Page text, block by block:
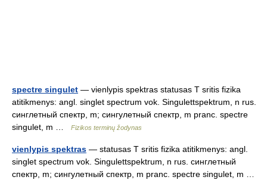
spectre singulet — vienlypis spektras statusas T sritis fizika
atitikmenys: angl. singlet spectrum vok. Singulettspektrum, n rus.
синглетный спектр, m; сингулетный спектр, m pranc. spectre
singulet, m …
Fizikos terminų žodynas
vienlypis spektras — statusas T sritis fizika atitikmenys: angl.
singlet spectrum vok. Singulettspektrum, n rus. синглетный
спектр, m; сингулетный спектр, m pranc. spectre singulet, m …